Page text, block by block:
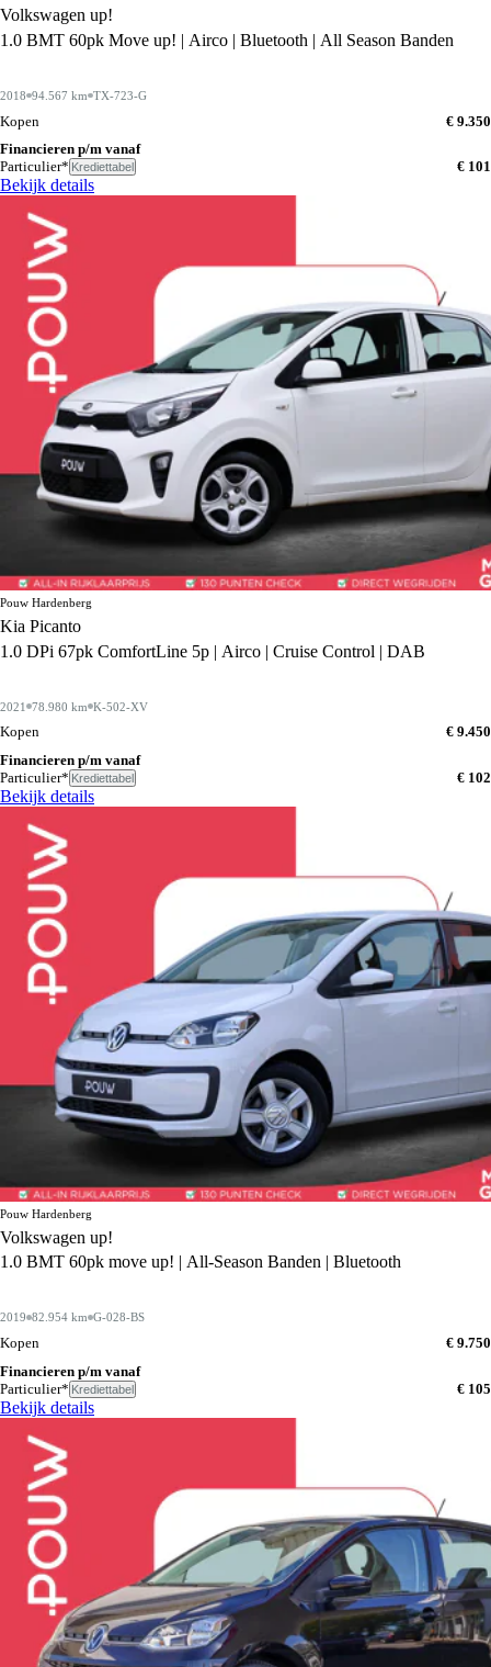
Volkswagen up!
1.0 BMT 60pk Move up! | Airco | Bluetooth | All Season Banden
2018 94.567 km TX-723-G
Kopen
€ 9.350
Financieren p/m vanaf
Particulier* Krediettabel € 101
Bekijk details
Pouw Hardenberg
Kia Picanto
1.0 DPi 67pk ComfortLine 5p | Airco | Cruise Control | DAB
2021 78.980 km K-502-XV
Kopen
€ 9.450
Financieren p/m vanaf
Particulier* Krediettabel € 102
Bekijk details
Pouw Hardenberg
Volkswagen up!
1.0 BMT 60pk move up! | All-Season Banden | Bluetooth
2019 82.954 km G-028-BS
Kopen
€ 9.750
Financieren p/m vanaf
Particulier* Krediettabel € 105
Bekijk details